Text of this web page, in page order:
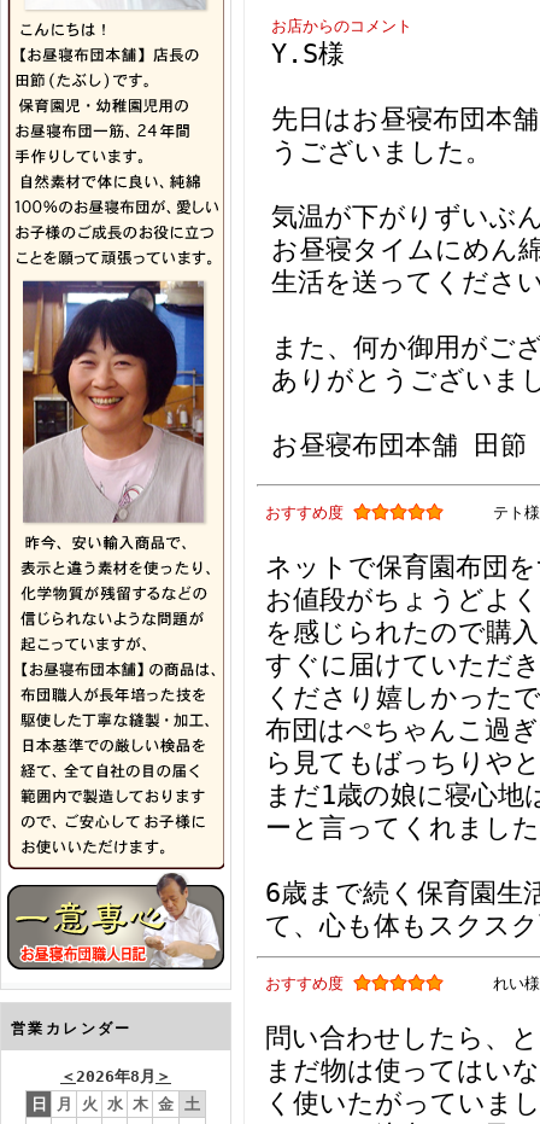
営業カレンダー
＜2026年8月 ＞
日
月 火 水 木 金 土
お店からのコメント
Y.S様
先日はお昼寝布団本
うございました。
気温が下がりずいぶ
お昼寝タイムにめん
生活を送ってくださ
また、何か御用がご
ありがとうございま
お昼寝布団本舗 田節
おすすめ度 テト様
ネットで保育園布団
お値段がちょうどよ
を感じられたので購
すぐに届けていただ
くださり嬉しかった
布団はぺちゃんこ過
ら見てもばっちりや
まだ1歳の娘に寝心
ーと言ってくれまし
6歳まで続く保育園生
て、心も体もスクス
おすすめ度 れい様
問い合わせしたら、
まだ物は使ってはい
く使いたがっていま